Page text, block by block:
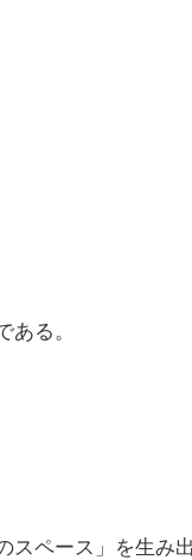
る。
スペース」を生み